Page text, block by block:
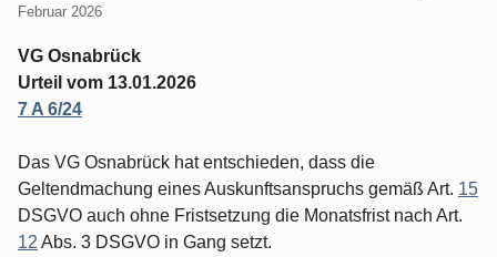
Februar 2026
VG Osnabrück
Urteil vom 13.01.2026
7 A 6/24
Das VG Osnabrück hat entschieden, dass die
Geltendmachung eines Auskunftsanspruchs gemäß Art. 15
DSGVO auch ohne Fristsetzung die Monatsfrist nach Art.
12 Abs. 3 DSGVO in Gang setzt.